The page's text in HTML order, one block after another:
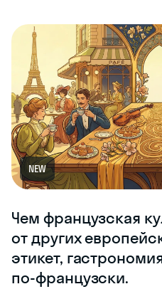
NEW
Чем французская
от других
этикет,
по-французски.